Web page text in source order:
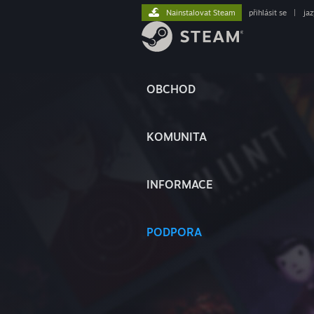
OBCHOD
KOMUNITA
INFORMACE
PODPORA
Nainstalovat Steam přihlásit se